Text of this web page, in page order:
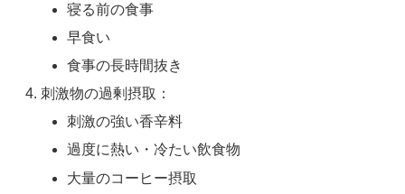
寝る前の食事
早食い
食事の長時間抜き
刺激物の過剰摂取：
刺激の強い香辛料
過度に熱い・冷たい飲食物
大量のコーヒー摂取